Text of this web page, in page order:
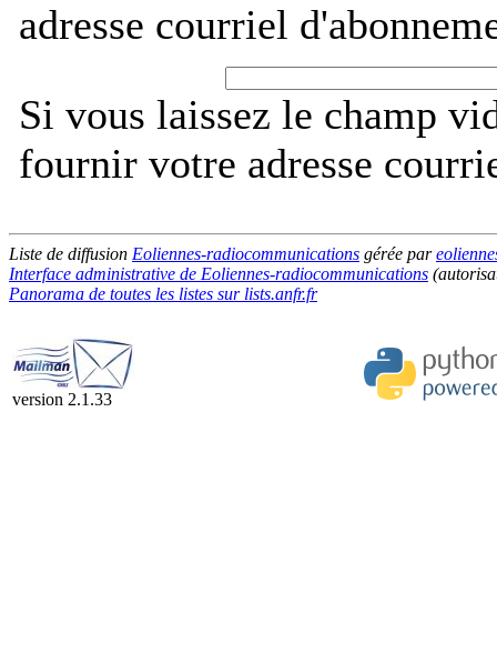
adresse courriel
Si vous laissez le champ
fournir votre adresse
Liste de diffusion Eoliennes-radiocommunications gérée par
Interface administrative de Eoliennes-radiocommunications
Panorama de toutes les listes sur lists.anfr.fr
version 2.1.33